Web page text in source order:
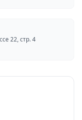
22, стр. 4